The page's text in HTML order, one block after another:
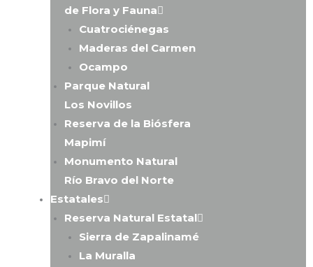
de Flora y Fauna
Cuatrociénegas
Maderas del Carmen
Ocampo
Parque Natural
Los Novillos
Reserva de la Biósfera
Mapimí
Monumento Natural
Río Bravo del Norte
Estatales
Reserva Natural Estatal
Sierra de Zapalinamé
La Muralla